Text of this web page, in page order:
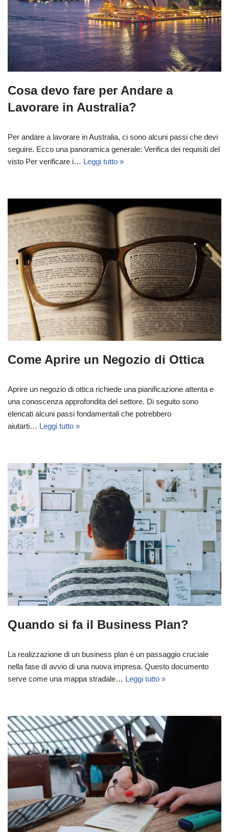
Cosa devo fare per Andare a
Lavorare in Australia?
Per andare a lavorare in Australia, ci sono alcuni passi che devi
seguire. Ecco una panoramica generale: Verifica dei requisiti del
visto Per verificare i… Leggi tutto »
Come Aprire un Negozio di Ottica
Aprire un negozio di ottica richiede una pianificazione attenta e
una conoscenza approfondita del settore. Di seguito sono
elencati alcuni passi fondamentali che potrebbero
aiutarti… Leggi tutto »
Quando si fa il Business Plan?
La realizzazione di un business plan è un passaggio cruciale
nella fase di avvio di una nuova impresa. Questo documento
serve come una mappa stradale… Leggi tutto »